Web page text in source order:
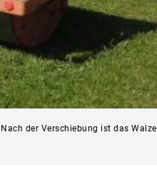
der Verschiebung ist das